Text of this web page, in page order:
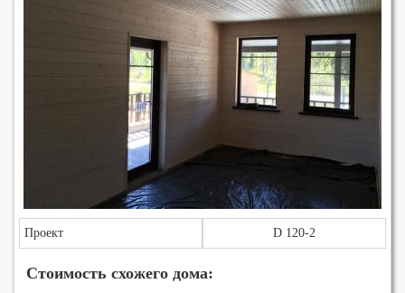
Проект D 120-2
Стоимость схожего дома: